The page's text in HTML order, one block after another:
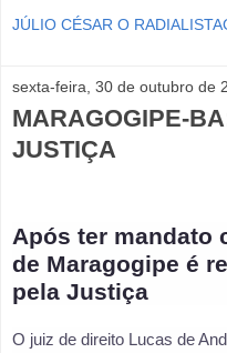
JÚLIO CÉSAR O
sexta-feira, 30 de outubro de
MARAGOGIPE-
JUSTIÇA
Após ter mandato
de Maragogipe é
pela Justiça
O juiz de direito Lucas de